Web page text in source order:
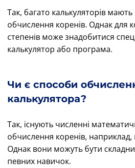
Так, багато калькуляторів
обчислення коренів. Однак для
степенів може знадобитися
калькулятор або програма.
Чи є способи
калькулятора?
Так, існують численні
обчислення коренів,
Однак вони можуть бути
певних навичок.